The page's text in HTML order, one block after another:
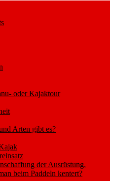
oder Kajaktour
Arten gibt es?
der Ausrüstung.
beim Paddeln kentert?